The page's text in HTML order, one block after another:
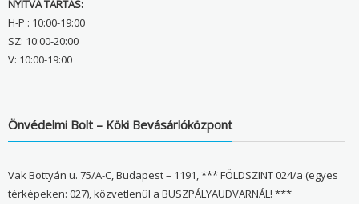
NYITVA TARTÁS:
H-P : 10:00-19:00
SZ: 10:00-20:00
V: 10:00-19:00
Önvédelmi Bolt – Köki Bevásárlóközpont
Vak Bottyán u. 75/A-C, Budapest – 1191, *** FÖLDSZINT 024/a (egyes
térképeken: 027), közvetlenül a BUSZPÁLYAUDVARNÁL! ***